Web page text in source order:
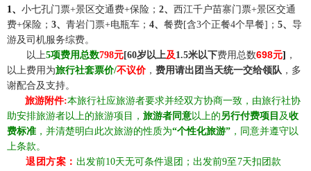
1、 小七孔门 票+景 区交通费+保险 ； 2、 西江千户苗寨门 票+景 区交通
费+保险 ； 3、 青岩门票+电瓶车 ； 4、 餐费[含3个正餐4个早餐] ； 5、 导
游及司机服务综费。
以上5项费用总数798元[60岁以上及1.5米以下费用总数698元] ，
以上费用为旅行社套票价/不议价 ， 费用请出团当天统一交给领队 ，多
谢配合及支持。
旅游附件:本旅行社应旅游者要求并经双方协商一致，由旅行社协
助安排旅游者以上的旅游项目， 旅游者同意以上的 另行付费项目 及收
费标准 ，并清楚明白此次旅游的性质为“个性化旅游” ，同意并遵守以
上条款。
☆☆退团方案： 出发前10天无可条件退团 ；出发前9至 7天扣 团款